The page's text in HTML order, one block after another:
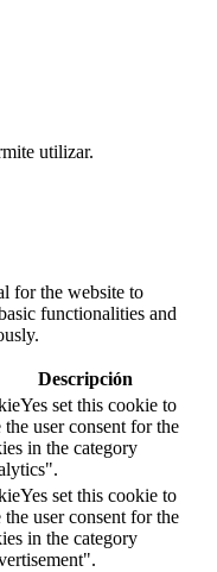
utilizar.
for the website to
functionalities and
Descripción
set this cookie to
the user consent for the
in the category
set this cookie to
the user consent for the
in the category